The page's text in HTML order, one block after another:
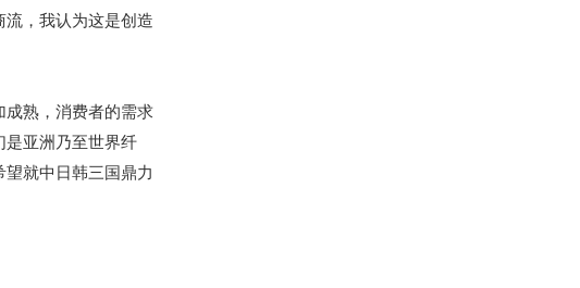
，我认为这是创造
熟，消费者的需求
是亚洲乃至世界纤
就中日韩三国鼎力